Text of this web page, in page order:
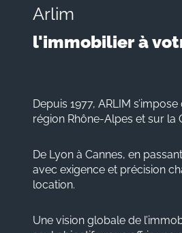
Arlim
l'immobilier à
Depuis 1977, ARLIM
région Rhône-Alpes et sur la
De Lyon à Cannes, en
avec exigence et précision
location.
Une vision globale de